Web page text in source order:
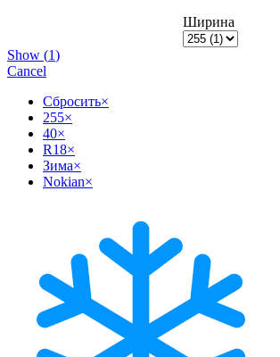
Ширина
Show (1)
Cancel
Сбросить×
255×
40×
R18×
Зима×
Nokian×